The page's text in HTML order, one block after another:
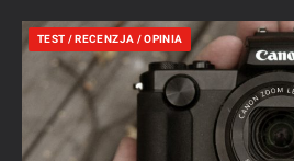
TEST / RECENZJA / OPINIA